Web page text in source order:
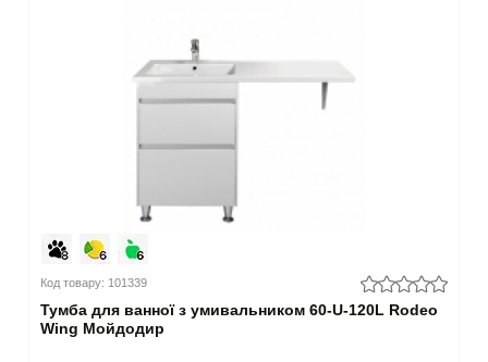
см
(1)
116-
125
см
Код товару: 101339
Тумба для ванної з умивальником 60-U-120L Rodeo
Wing Мойдодир